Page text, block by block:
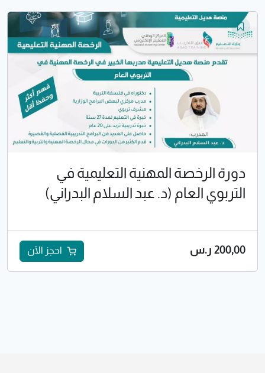
دورة الرخصة المهنية التعليمية في
التربوي العام (د. عبد السلام البدراني)
200,00 ر.س احجز الآن